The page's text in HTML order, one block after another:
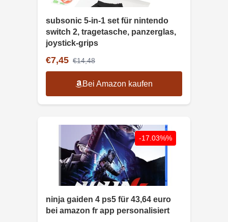
subsonic 5-in-1 set für nintendo
switch 2, tragetasche, panzerglas,
joystick-grips
€7,45 €14,48
Bei Amazon kaufen
-17.03%%
ninja gaiden 4 ps5 für 43,64 euro
bei amazon fr app personalisiert